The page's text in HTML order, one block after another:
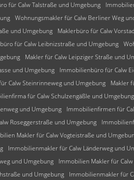
für Calw Talstraße und Umgebung
Wohnungsmakler für Calw Berliner Weg
und Umgebung
Maklerbüro für Calw
für Calw Leibnizstraße und Umgebung
Makler für Calw Leipziger Straße und
und Umgebung
Immobilienbüro für Calw
Calw Steinrinneweg und Umgebung
Makler
für Calw Schulzengäßle und Umgebung
und Umgebung
Immobilienfirmen für
Roseggerstraße und Umgebung
Makler für Calw Vogteistraße und
Immobilienmakler für Calw Länderweg und
und Umgebung
Immobilien Makler für
und Umgebung
Immobilienmakler für